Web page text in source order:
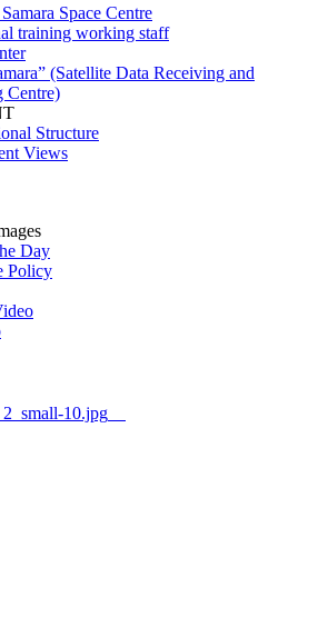
Space Centre
training working staff
(Satellite Data Receiving and
Centre)
Structure
Views
Day
Policy